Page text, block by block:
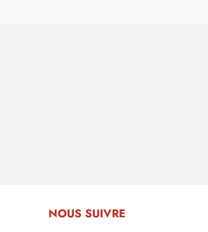
NOUS SUIVRE